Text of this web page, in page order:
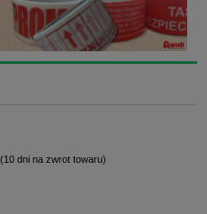
dni na zwrot towaru)